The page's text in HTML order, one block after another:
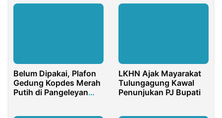
Belum Dipakai, Plafon
Gedung Kopdes Merah
Putih di Pangeleyan
LKHN Ajak Mayarakat
Tulungagung Kawal
Penunjukan PJ Bupati